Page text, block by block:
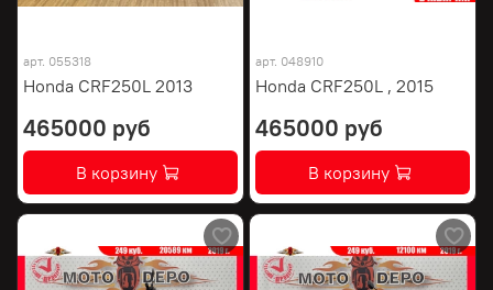
арт. 055318
Honda CRF250L 2013
465000 руб
В корзину
арт. 048910
Honda CRF250L , 2015
465000 руб
В корзину